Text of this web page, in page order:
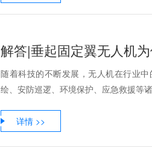
解答|垂起固定翼无人机
随着科技的不断发展，无人机在行业
绘、安防巡逻、环境保护、应急救援等
详情 >>